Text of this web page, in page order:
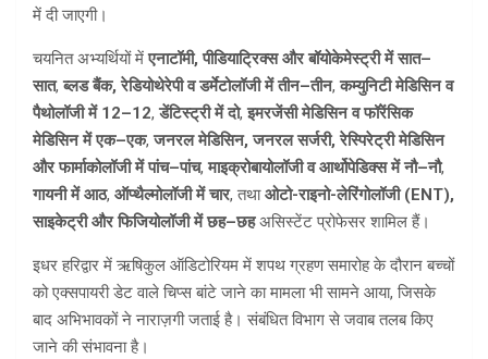
में दी जाएगी।
चयनित अभ्यर्थियों मेंएनाटॉमी, पीडियाट्रिक्स और बॉयोकेमेस्ट्री में सात–
सात,ब्लड बैंक, रेडियोथेरेपी व डर्मेटोलॉजी में तीन–तीन,कम्युनिटी मेडिसिन व
पैथोलॉजी में 12–12,डेंटिस्ट्री में दो,इमरजेंसी मेडिसिन व फॉरेंसिक
मेडिसिन में एक–एक,जनरल मेडिसिन, जनरल सर्जरी, रेस्पिरेट्री मेडिसिन
और फार्माकोलॉजी में पांच–पांच,माइक्रोबायोलॉजी व आर्थोपेडिक्स में नौ–नौ,
गायनी में आठ, ऑप्थैल्मोलॉजी में चार, तथाओटो-राइनो-लेरिंगोलॉजी (ENT),
साइकेट्री और फिजियोलॉजी में छह–छहअसिस्टेंट प्रोफेसर शामिल हैं।
इधर हरिद्वार में ऋषिकुल ऑडिटोरियम में शपथ ग्रहण समारोह के दौरान बच्चों
को एक्सपायरी डेट वाले चिप्स बांटे जाने का मामला भी सामने आया, जिसके
बाद अभिभावकों ने नाराज़गी जताई है। संबंधित विभाग से जवाब तलब किए
जाने की संभावना है।